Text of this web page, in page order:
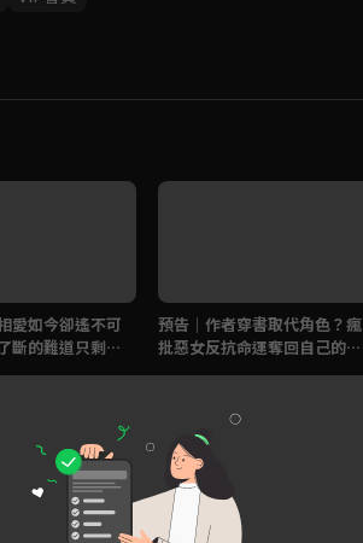
愛如今卻遙不可
斷的難道只剩仇
預告｜作者穿書取代角色？瘋
批惡女反抗命運奪回自己的人
生！
功能！